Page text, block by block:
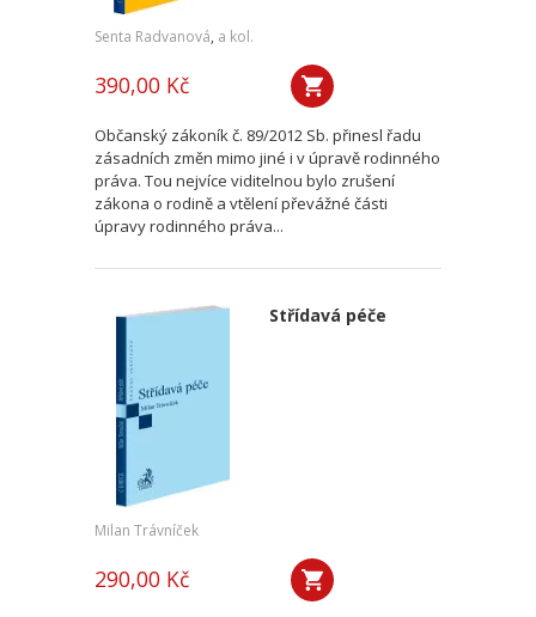
Senta Radvanová, a kol.
390,00 Kč
Občanský zákoník č. 89/2012 Sb. přinesl řadu
zásadních změn mimo jiné i v úpravě rodinného
práva. Tou nejvíce viditelnou bylo zrušení
zákona o rodině a vtělení převážné části
úpravy rodinného práva...
Střídavá péče
Milan Trávníček
290,00 Kč